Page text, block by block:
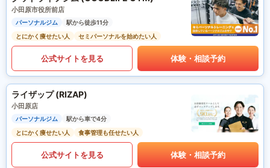
小田原市役所前店
パーソナルジム
駅から徒歩11分
とにかく痩せたい人
セミパーソナルを始めたい人
公式サイトを見る 体験・相談予約
ライザップ (RIZAP)
小田原店
パーソナルジム
駅から車で4分
とにかく痩せたい人
食事管理も任せたい人
公式サイトを見る 体験・相談予約